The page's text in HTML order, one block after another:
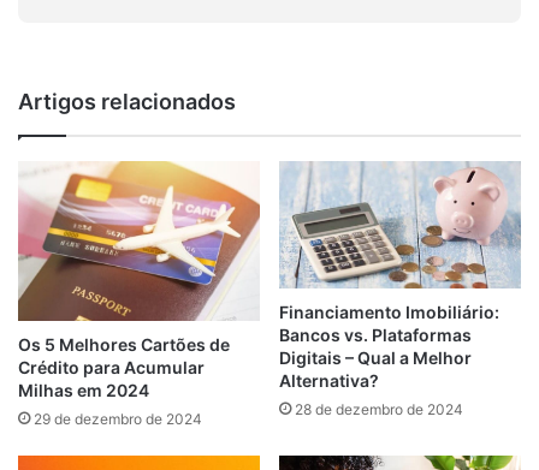
Artigos relacionados
Os 5 Melhores Cartões de
Crédito para Acumular
Milhas em 2024
29 de dezembro de 2024
Financiamento Imobiliário:
Bancos vs. Plataformas
Digitais – Qual a Melhor
Alternativa?
28 de dezembro de 2024